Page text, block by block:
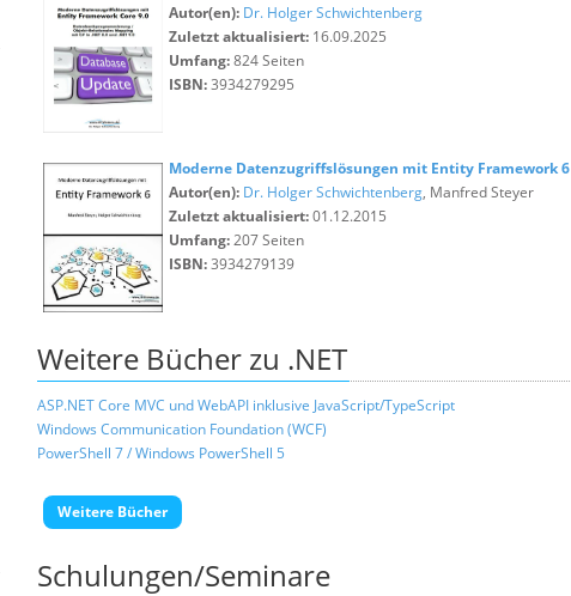
Autor(en): Dr. Holger Schwichtenberg
Zuletzt aktualisiert: 16.09.2025
Umfang:824 Seiten
ISBN:3934279295
Moderne Datenzugriffslösungen mit Entity Framework 6
Autor(en): Dr. Holger Schwichtenberg, Manfred Steyer
Zuletzt aktualisiert:01.12.2015
Umfang:207 Seiten
ISBN:3934279139
Weitere Bücher zu .NET
ASP.NET Core MVC und WebAPI inklusive JavaScript/TypeScript
Windows Communication Foundation (WCF)
PowerShell 7 / Windows PowerShell 5
Weitere Bücher
Schulungen/Seminare